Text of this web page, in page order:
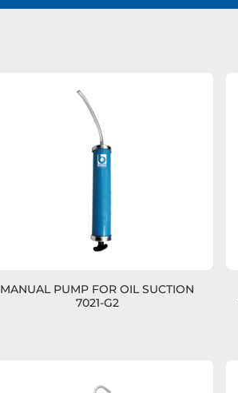
MANUAL PUMP FOR OIL SUCTION
7021-G2